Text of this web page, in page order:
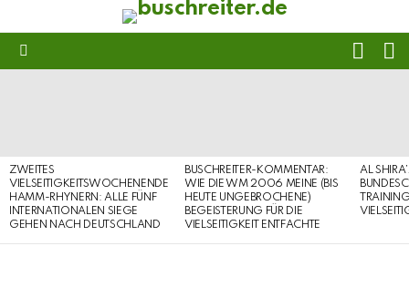
ZWEITES
VIELSEITIGKEITSWOCHENENDE
HAMM-RHYNERN: ALLE FÜNF
INTERNATIONALEN SIEGE
GEHEN NACH DEUTSCHLAND
BUSCHREITER-KOMMENTAR:
WIE DIE WM 2006 MEINE (BIS
HEUTE UNGEBROCHENE)
BEGEISTERUNG FÜR DIE
VIELSEITIGKEIT ENTFACHTE
AL